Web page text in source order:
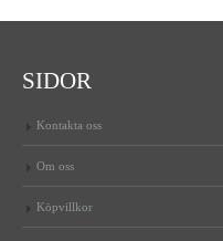
SIDOR
Kontakta oss
Om oss
Köpvillkor